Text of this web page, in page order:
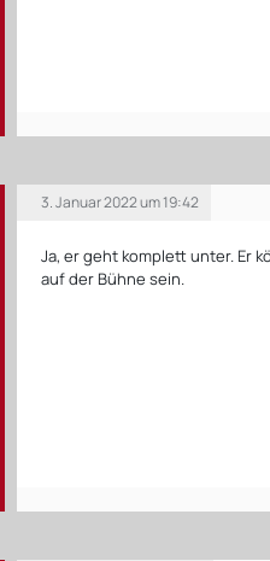
3. Januar 2022 um 19:42
Ja, er geht komplett unter. Er
auf der Bühne sein.